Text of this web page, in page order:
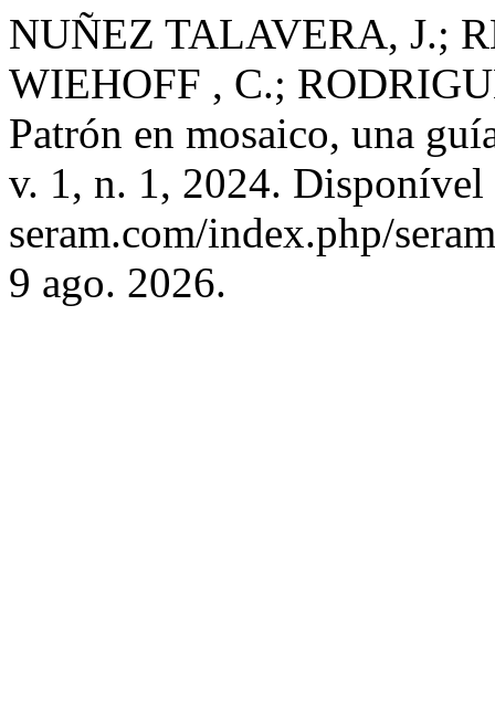
NUÑEZ TALAVERA, J.;
WIEHOFF , C.;
Patrón en mosaico, una
v. 1, n. 1, 2024.
seram.com/index.php/
9 ago. 2026.